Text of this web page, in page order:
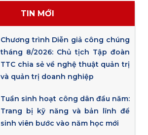
TIN MỚI
Chương trình Diễn giả công chúng
tháng 8/2026: Chủ tịch Tập đoàn
TTC chia sẻ về nghệ thuật quản trị
và quản trị doanh nghiệp
Tuần sinh hoạt công dân đầu năm:
Trang bị kỹ năng và bản lĩnh để
sinh viên bước vào năm học mới